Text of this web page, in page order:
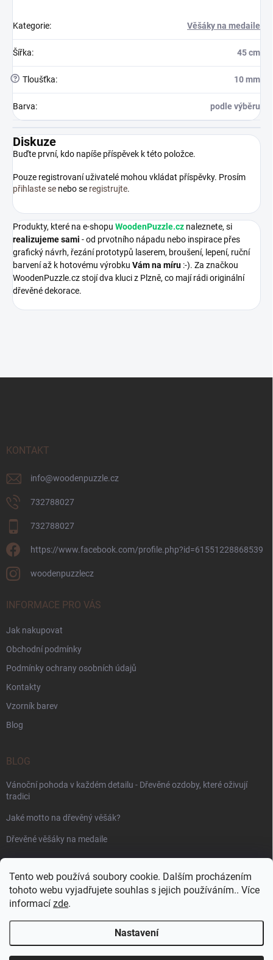
Tento web používá soubory cookie. Dalším procházením
tohoto webu vyjadřujete souhlas s jejich používáním.. Více
informací zde.
Nastavení
Kategorie: Věšáky na medaile
Šířka: 45 cm
? Tloušťka: 10 mm
Barva: podle výběru
Diskuze
Buďte první, kdo napíše příspěvek k této položce.
Pouze registrovaní uživatelé mohou vkládat příspěvky. Prosím
přihlaste se nebo se registrujte.
Produkty, které na e-shopu WoodenPuzzle.cz naleznete, si
realizujeme sami - od prvotního nápadu nebo inspirace přes
grafický návrh, řezání prototypů laserem, broušení, lepení, ruční
barvení až k hotovému výrobku Vám na míru :-). Za značkou
WoodenPuzzle.cz stojí dva kluci z Plzně, co mají rádi originální
dřevěné dekorace.
KONTAKT
info@woodenpuzzle.cz
732788027
732788027
https://www.facebook.com/profile.php?id=61551228868539
woodenpuzzlecz
INFORMACE PRO VÁS
Jak nakupovat
Obchodní podmínky
Podmínky ochrany osobních údajů
Kontakty
Vzorník barev
Blog
BLOG
Vánoční pohoda v každém detailu - Dřevěné ozdoby, které oživují
tradici
Jaké motto na dřevěný věšák?
Dřevěné věšáky na medaile
PŘIJÍMÁME ONLINE PLATBY